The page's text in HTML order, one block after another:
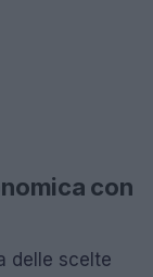
con
delle scelte